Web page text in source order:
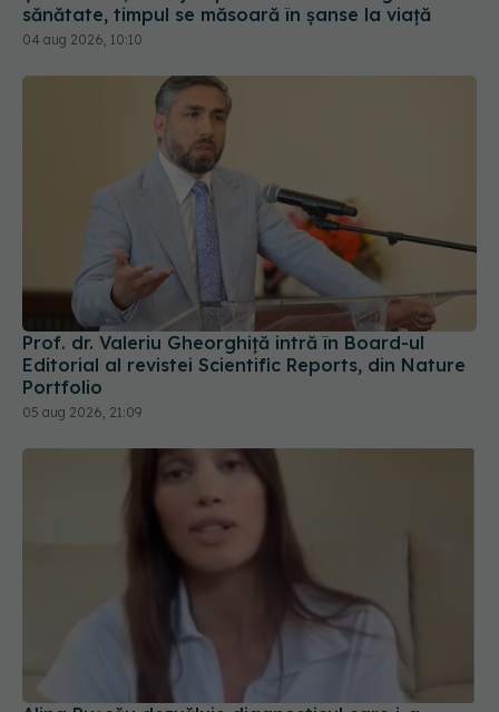
Prof. dr. Valeriu Gheorghiță intră în Board-ul
Editorial al revistei Scientific Reports, din Nature
Portfolio
05 aug 2026, 21:09
Alina Pușcău dezvăluie diagnosticul care i-a
schimbat viața: Am cancer la sân. Am intrat în
07 aug 2026, 12:39